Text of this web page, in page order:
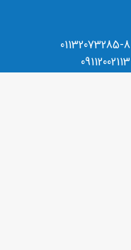
01132073285-8
09112002113